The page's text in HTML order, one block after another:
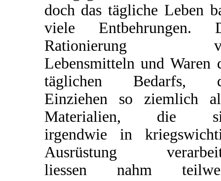
doch das tägliche Leben
viele Entbehrungen.
Rationierung
Lebensmitteln und Waren
täglichen Bedarfs,
Einziehen so ziemlich
Materialien, die
irgendwie in
Ausrüstung
liessen nahm